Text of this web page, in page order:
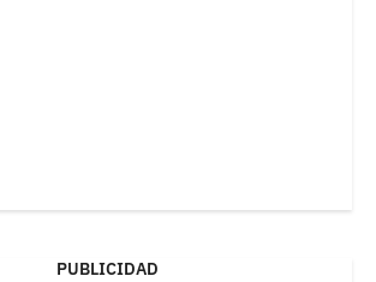
PUBLICIDAD